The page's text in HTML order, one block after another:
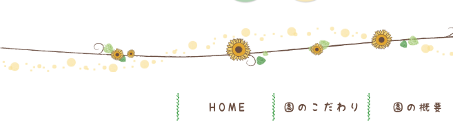
HOME 園のこだわり 園の概要